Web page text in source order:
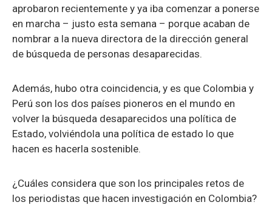
aprobaron recientemente y ya iba comenzar a ponerse
en marcha – justo esta semana – porque acaban de
nombrar a la nueva directora de la dirección general
de búsqueda de personas desaparecidas.
Además, hubo otra coincidencia, y es que Colombia y
Perú son los dos países pioneros en el mundo en
volver la búsqueda desaparecidos una política de
Estado, volviéndola una política de estado lo que
hacen es hacerla sostenible.
¿Cuáles considera que son los principales retos de
los periodistas que hacen investigación en Colombia?